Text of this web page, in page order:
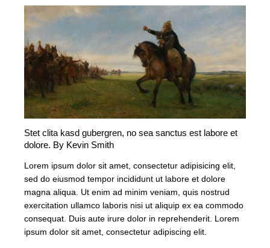
Stet clita kasd gubergren, no sea sanctus est labore et
dolore. By Kevin Smith
Lorem ipsum dolor sit amet, consectetur adipisicing elit,
sed do eiusmod tempor incididunt ut labore et dolore
magna aliqua. Ut enim ad minim veniam, quis nostrud
exercitation ullamco laboris nisi ut aliquip ex ea commodo
consequat. Duis aute irure dolor in reprehenderit. Lorem
ipsum dolor sit amet, consectetur adipiscing elit.